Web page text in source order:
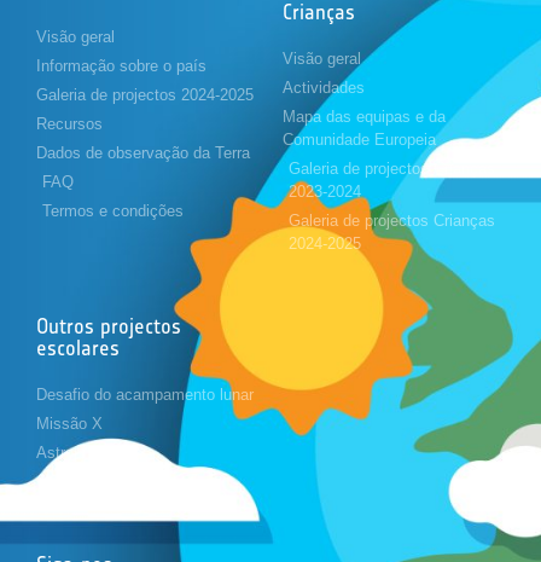
Visão geral
Informação sobre o país
Galeria de projectos 2024-2025
Recursos
Dados de observação da Terra
FAQ
Termos e condições
Crianças
Visão geral
Actividades
Mapa das equipas e da
Comunidade Europeia
Galeria de projectos Crianças
2023-2024
Galeria de projectos Crianças
2024-2025
Outros projectos
escolares
Desafio do acampamento lunar
Missão X
Astropi
Cansat